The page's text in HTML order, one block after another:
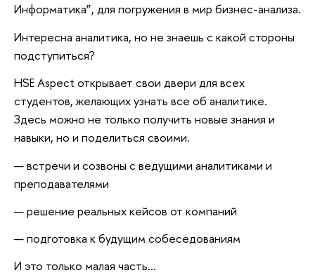
Информатика”, для погружения в мир бизнес-анализа.
Интересна аналитика, но не знаешь с какой стороны
подступиться?
HSE Aspect открывает свои двери для всех
студентов, желающих узнать все об аналитике.
Здесь можно не только получить новые знания и
навыки, но и поделиться своими.
встречи и созвоны с ведущими аналитиками и
преподавателями
решение реальных кейсов от компаний
подготовка к будущим собеседованиям
И это только малая часть...